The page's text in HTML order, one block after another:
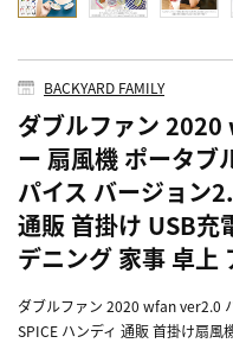
BACKYARD FAMILY
ダブルファン
ー 扇風機 ポータブ
パイス バージョン
通販 首掛け USB充
デニング 家事 卓上
ダブルファン 2020 wfan ver2.0
SPICE ハンディ 通販 首掛け扇風